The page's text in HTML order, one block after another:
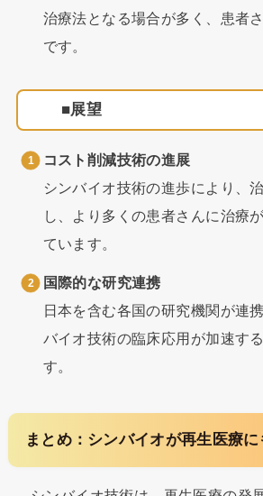
治療法となる場合が多く、患者
です。
展望
コスト削減技術の進展
シンバイオ技術の進歩により、
し、より多くの患者さんに治療
ています。
国際的な研究連携
日本を含む各国の研究機関が連
バイオ技術の臨床応用が加速す
す。
まとめ：シンバイオが再生医療